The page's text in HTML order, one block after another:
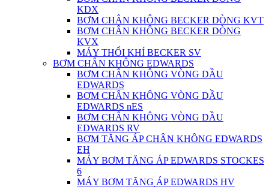
KDX
BƠM CHÂN KHÔNG BECKER DÒNG KVT
BƠM CHÂN KHÔNG BECKER DÒNG
KVX
MÁY THỔI KHÍ BECKER SV
BƠM CHÂN KHÔNG EDWARDS
BƠM CHÂN KHÔNG VÒNG DẦU
EDWARDS
BƠM CHÂN KHÔNG VÒNG DẦU
EDWARDS nES
BƠM CHÂN KHÔNG VÒNG DẦU
EDWARDS RV
BƠM TĂNG ÁP CHÂN KHÔNG EDWARDS
EH
MÁY BƠM TĂNG ÁP EDWARDS STOCKES
6
MÁY BƠM TĂNG ÁP EDWARDS HV